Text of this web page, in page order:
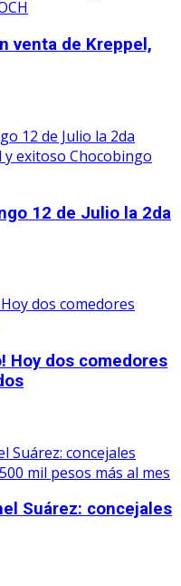
venta de Kreppel,
12 de Julio la 2da
Hoy dos comedores
Suárez: concejales